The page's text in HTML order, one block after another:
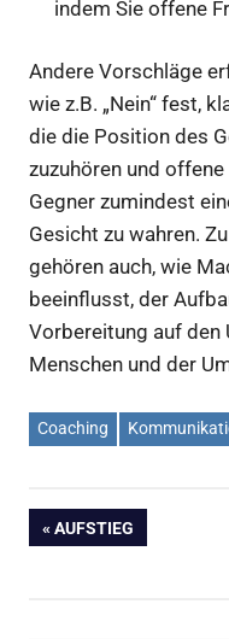
indem Sie offene
Andere Vorschläge
wie z.B. „Nein“ fest,
die die Position des
zuzuhören und
Gegner zumindest
Gesicht zu wahren.
gehören auch, wie
beeinflusst, der
Vorbereitung auf
Menschen und der
Coaching
VORHERIGER
AUFSTIEG